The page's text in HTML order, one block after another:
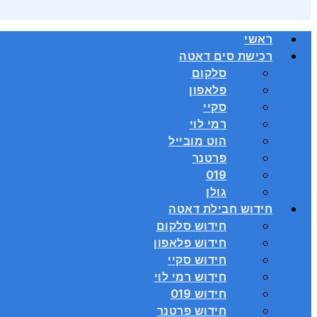
ראשי
רכישת סים דאטה
סלקום
פלאפון
סקיי
רמי לוי
הוט מובייל
פרטנר
019
גולן
חידוש חבילת דאטה
חידוש סלקום
חידוש פלאפון
חידוש סקיי
חידוש רמי לוי
חידוש 019
חידוש פרטנר